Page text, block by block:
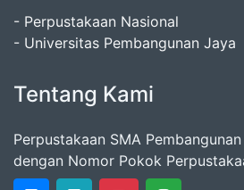
- Perpustakaan Nasional
- Universitas Pembangunan Jaya
Tentang Kami
Perpustakaan SMA
dengan Nomor Pokok